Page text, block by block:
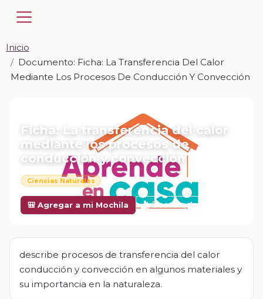
Inicio
Documento: Ficha: La Transferencia Del Calor
Mediante Los Procesos De Conducción Y Convección
Ficha: La transferencia del calor
mediante los procesos de
conducción y convección
Ciencias Naturales
🎒 Agregar a mi Mochila Descargar
describe procesos de transferencia del calor
conducción y convección en algunos materiales y
su importancia en la naturaleza.